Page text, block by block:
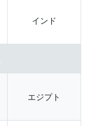
インド
エジプト